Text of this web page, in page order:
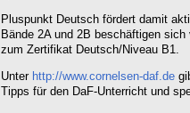
Pluspunkt Deutsch fördert damit
Bände 2A und 2B beschäftigen
zum Zertifikat Deutsch/Niveau B1.
Unter http://www.cornelsen-daf.de
Tipps für den DaF-Unterricht und